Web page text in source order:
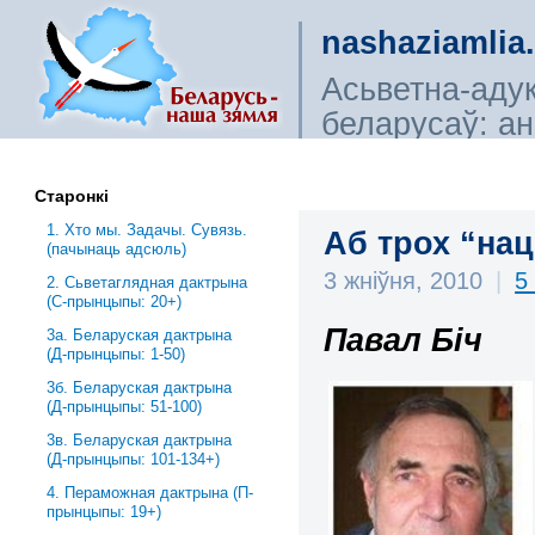
Асьветна-
беларусаў:
Аб трох
3 жніўня, 2010 | 5
Павал Біч
Старонкі
1. Хто мы. Задачы. Сувязь.
(пачынаць адсюль)
2. Сьветаглядная дактрына
(С-прынцыпы: 20+)
3a. Беларуская дактрына
(Д-прынцыпы: 1-50)
3б. Беларуская дактрына
(Д-прынцыпы: 51-100)
3в. Беларуская дактрына
(Д-прынцыпы: 101-134+)
4. Пераможная дактрына (П-
прынцыпы: 19+)